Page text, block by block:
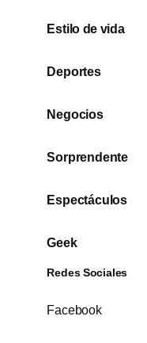
Estilo de vida
Deportes
Negocios
Sorprendente
Espectáculos
Geek
Redes Sociales
Facebook